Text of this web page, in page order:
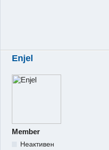
Enjel
Member
Неактивен